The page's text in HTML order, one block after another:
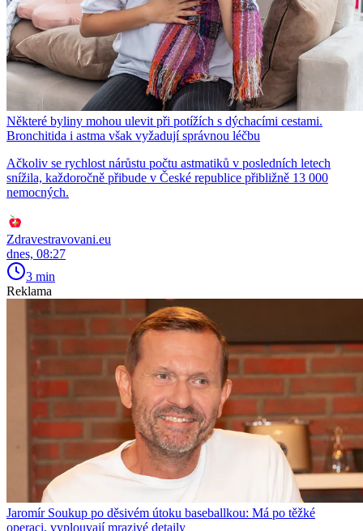
Některé byliny mohou ulevit při potížích s dýchacími cestami.
Bronchitida i astma však vyžadují správnou léčbu
Ačkoliv se rychlost nárůstu počtu astmatiků v posledních letech
snížila, každoročně přibude v České republice přibližně 13 000
nemocných.
Zdravestravovani.eu
dnes, 08:27
3 min
Reklama
Jaromír Soukup po děsivém útoku baseballkou: Má po těžké
operaci, vyplouvají mrazivé detaily